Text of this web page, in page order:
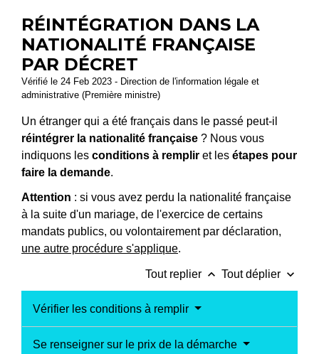
RÉINTÉGRATION DANS LA
NATIONALITÉ FRANÇAISE
PAR DÉCRET
Vérifié le 24 Feb 2023 - Direction de l'information légale et
administrative (Première ministre)
Un étranger qui a été français dans le passé peut-il
réintégrer la nationalité française ? Nous vous
indiquons les conditions à remplir et les étapes pour
faire la demande.
Attention : si vous avez perdu la nationalité française
à la suite d'un mariage, de l'exercice de certains
mandats publics, ou volontairement par déclaration,
une autre procédure s'applique.
Tout replier keyboard_arrow_up Tout déplier keyboard_arrow_down
Vérifier les conditions à remplir
Se renseigner sur le prix de la démarche